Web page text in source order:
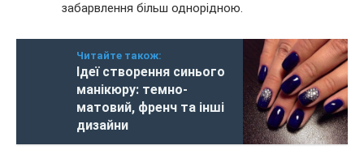
забарвлення більш однорідною.
Читайте також:
Ідеї створення синього
манікюру: темно-
матовий, френч та інші
дизайни